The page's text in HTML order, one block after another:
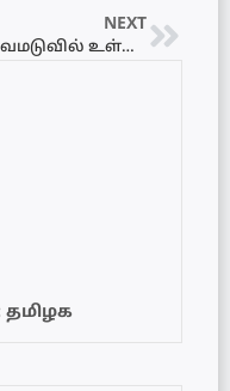
NEXT
விசுவமடுவில் உள்ள தேராவில் மாவீரர் துயிலுமில்லத்திலும் நினைவேந்தல்